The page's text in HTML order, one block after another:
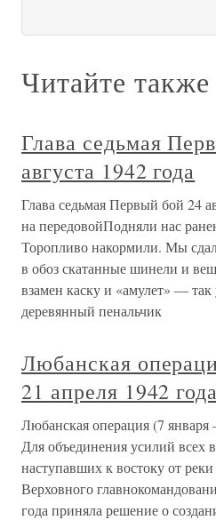
Читайте также
Глава седьмая
августа 1942 года
Глава седьмая Первый бой 24
на передовойПодняли нас
Торопливо накормили. Мы
в обоз скатанные шинели и
взамен каску и «амулет» — так
деревянный пенальчик
Любанская
21 апреля 1942
Любанская операция (7
Для объединения усилий всех
наступавших к востоку от
Верховного
года приняла решение о